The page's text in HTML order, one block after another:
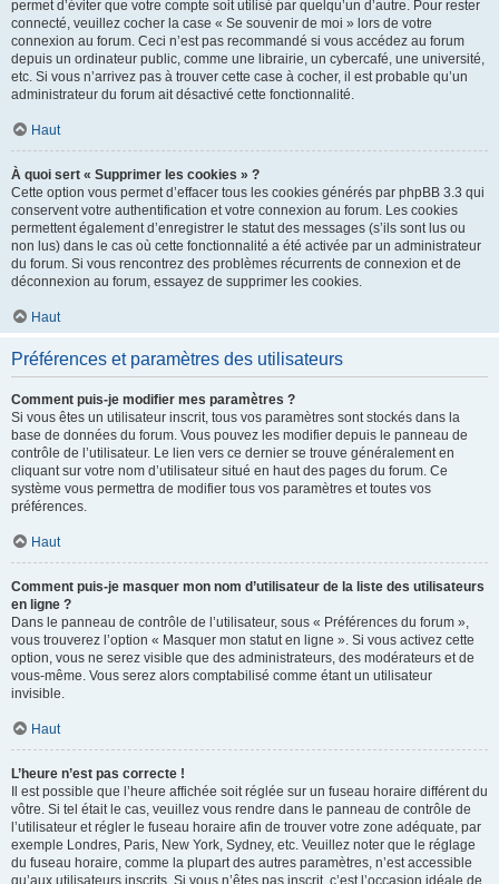
permet d’éviter que votre compte soit utilisé par quelqu’un d’autre. Pour rester
connecté, veuillez cocher la case « Se souvenir de moi » lors de votre
connexion au forum. Ceci n’est pas recommandé si vous accédez au forum
depuis un ordinateur public, comme une librairie, un cybercafé, une université,
etc. Si vous n’arrivez pas à trouver cette case à cocher, il est probable qu’un
administrateur du forum ait désactivé cette fonctionnalité.
Haut
À quoi sert « Supprimer les cookies » ?
Cette option vous permet d’effacer tous les cookies générés par phpBB 3.3 qui
conservent votre authentification et votre connexion au forum. Les cookies
permettent également d’enregistrer le statut des messages (s’ils sont lus ou
non lus) dans le cas où cette fonctionnalité a été activée par un administrateur
du forum. Si vous rencontrez des problèmes récurrents de connexion et de
déconnexion au forum, essayez de supprimer les cookies.
Haut
Préférences et paramètres des utilisateurs
Comment puis-je modifier mes paramètres ?
Si vous êtes un utilisateur inscrit, tous vos paramètres sont stockés dans la
base de données du forum. Vous pouvez les modifier depuis le panneau de
contrôle de l’utilisateur. Le lien vers ce dernier se trouve généralement en
cliquant sur votre nom d’utilisateur situé en haut des pages du forum. Ce
système vous permettra de modifier tous vos paramètres et toutes vos
préférences.
Haut
Comment puis-je masquer mon nom d’utilisateur de la liste des utilisateurs
en ligne ?
Dans le panneau de contrôle de l’utilisateur, sous « Préférences du forum »,
vous trouverez l’option « Masquer mon statut en ligne ». Si vous activez cette
option, vous ne serez visible que des administrateurs, des modérateurs et de
vous-même. Vous serez alors comptabilisé comme étant un utilisateur
invisible.
Haut
L’heure n’est pas correcte !
Il est possible que l’heure affichée soit réglée sur un fuseau horaire différent du
vôtre. Si tel était le cas, veuillez vous rendre dans le panneau de contrôle de
l’utilisateur et régler le fuseau horaire afin de trouver votre zone adéquate, par
exemple Londres, Paris, New York, Sydney, etc. Veuillez noter que le réglage
du fuseau horaire, comme la plupart des autres paramètres, n’est accessible